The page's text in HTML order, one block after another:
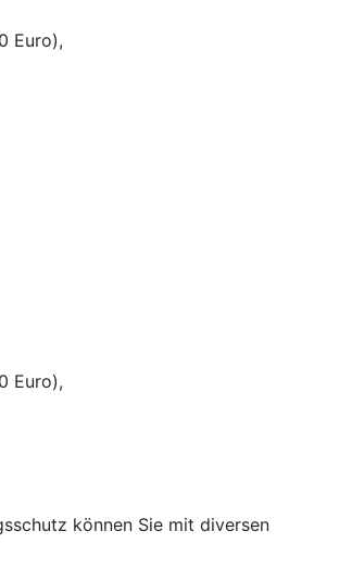
Euro),
Euro),
können Sie mit diversen